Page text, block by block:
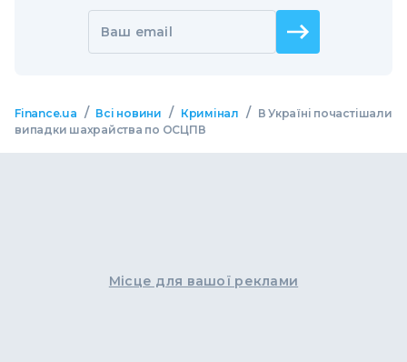
Ваш email
Finance.ua / Всі новини / Кримінал /
В Україні почастішали
випадки шахрайства по ОСЦПВ
Місце для вашої реклами